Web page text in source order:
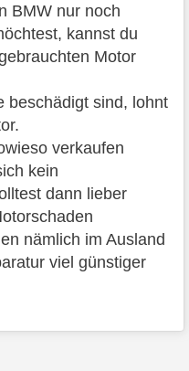
BMW nur noch
kannst du
Motor
beschädigt sind, lohnt
verkaufen
kein
dann lieber
nämlich im Ausland
viel günstiger